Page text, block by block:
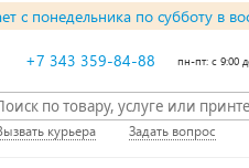
с понедельника по субботу в
+7 343 359-84-88 пн-пт: с 9:00
курьера Задать вопрос